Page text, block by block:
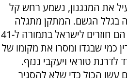
את המנגנון, נשמע רחש קל
בגלל הגשם. המתקן מתגלה
לסורים. אחרי שנה וחצי הם חוזרים לישראל בתמורה ל-41
כמי שבגדו ומסרו את מקומו של
טוראי ויעקבי ננזף.
הכול כדי שלא להסגיר